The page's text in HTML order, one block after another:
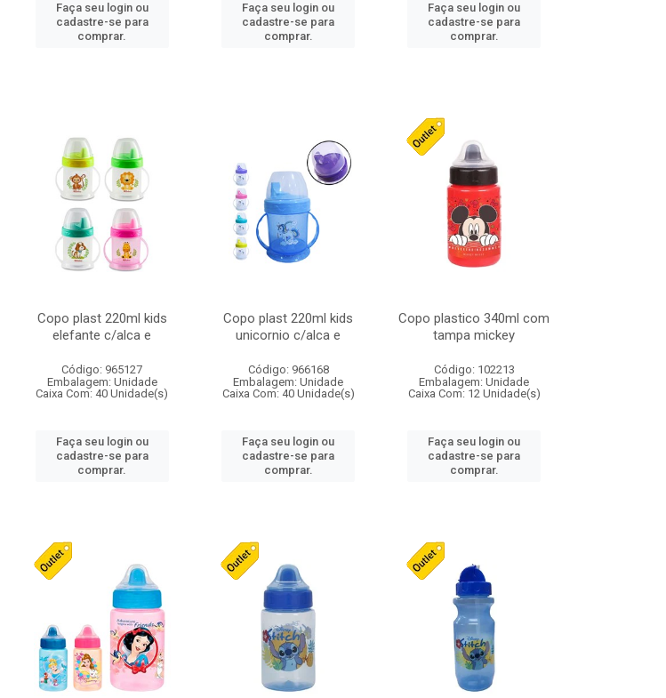
Faça seu login ou
cadastre-se para
comprar.
Faça seu login ou
cadastre-se para
comprar.
Faça seu login ou
cadastre-se para
comprar.
Copo plast 220ml kids
elefante c/alca e
Código: 965127
Embalagem: Unidade
Caixa Com: 40 Unidade(s)
Faça seu login ou
cadastre-se para
comprar.
Copo plast 220ml kids
unicornio c/alca e
Código: 966168
Embalagem: Unidade
Caixa Com: 40 Unidade(s)
Faça seu login ou
cadastre-se para
comprar.
Copo plastico 340ml com
tampa mickey
Código: 102213
Embalagem: Unidade
Caixa Com: 12 Unidade(s)
Faça seu login ou
cadastre-se para
comprar.